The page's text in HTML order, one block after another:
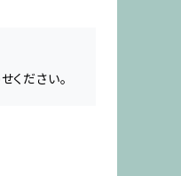
ください。